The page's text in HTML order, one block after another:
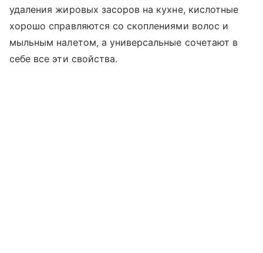
удаления жировых засоров на кухне, кислотные
хорошо справляются со скоплениями волос и
мыльным налетом, а универсальные сочетают в
себе все эти свойства.